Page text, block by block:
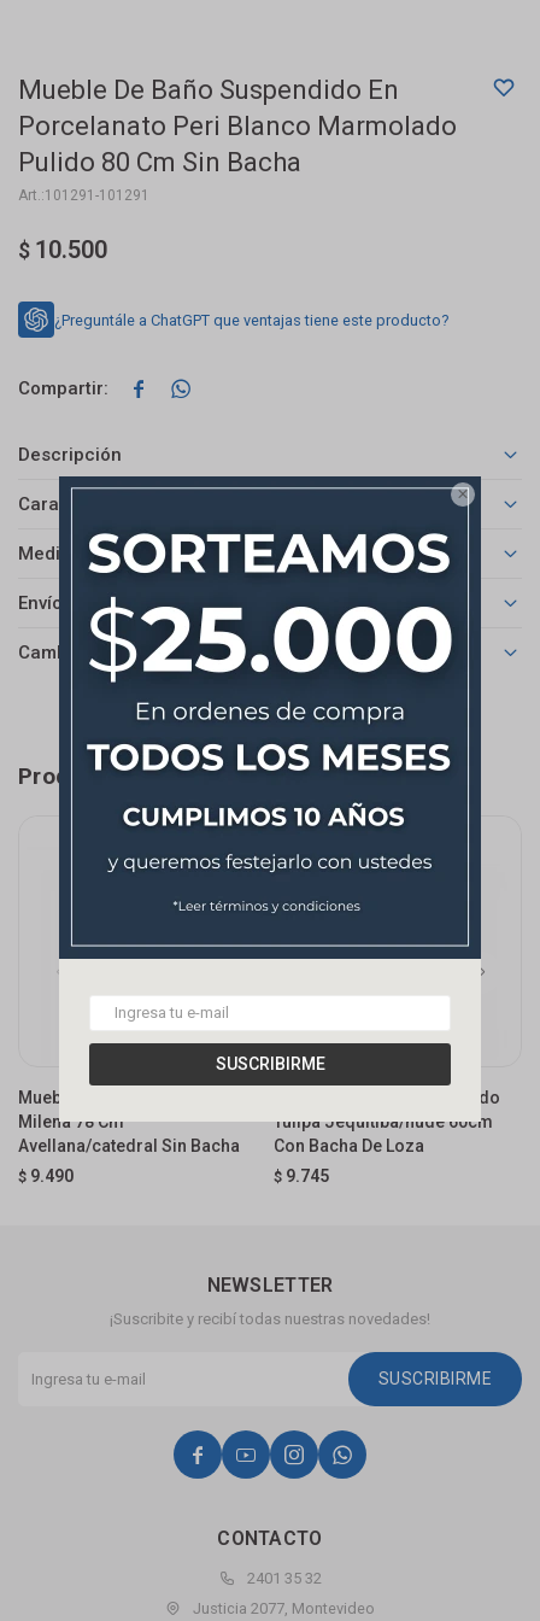

SUSCRIBIRME
Mueble De Baño Suspendido En
Porcelanato Peri Blanco Marmolado
Pulido 80 Cm Sin Bacha
101291-101291
$ 10.500
¿Preguntále a ChatGPT que ventajas tiene este producto?
 
Descripción
Características
Medios de pago
Envíos
Cambios y Devoluciones
Productos que te pueden interesar
Mueble De Baño Suspendido
Milena 78 Cm
Avellana/catedral Sin Bacha
$ 9.490
Mueble De Baño Suspendido
Tulipa Jequitiba/nude 60cm
Con Bacha De Loza
$ 9.745
CONTACTO
2401 35 32
Justicia 2077, Montevideo
NEWSLETTER
¡Suscribite y recibí todas nuestras novedades!
SUSCRIBIRME
   